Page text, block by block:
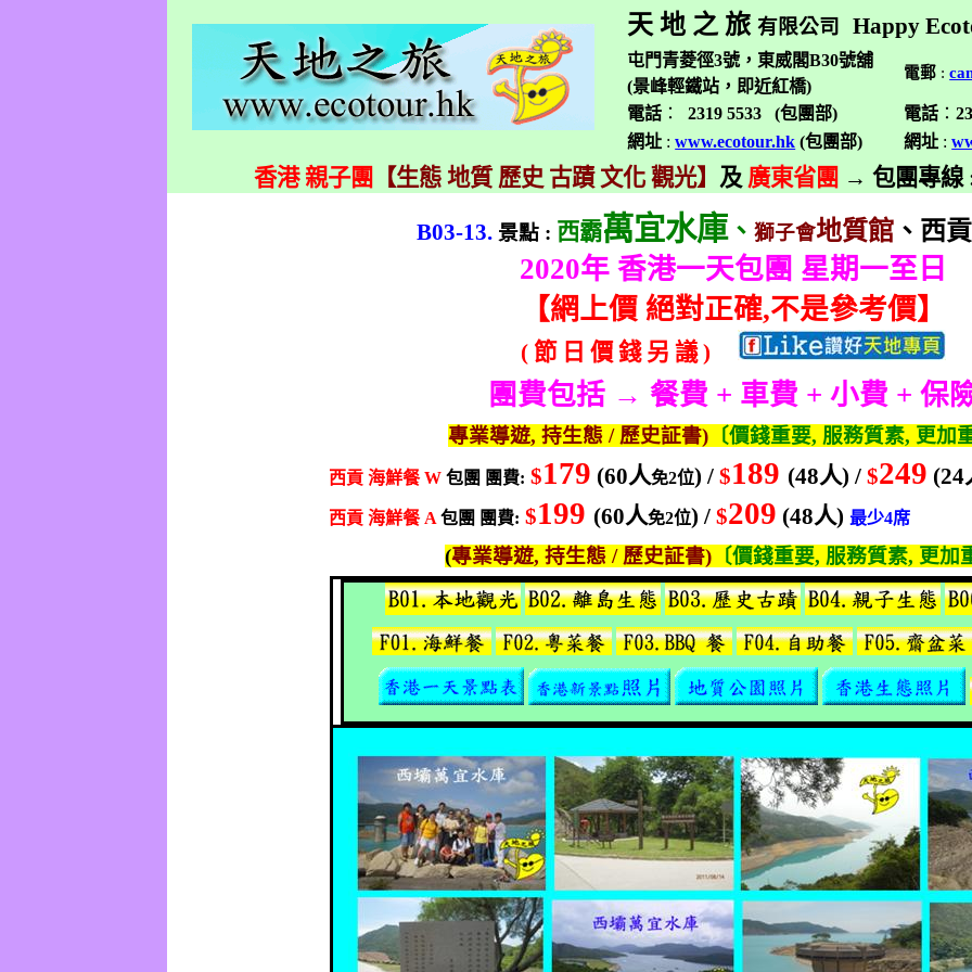
天 地 之 旅有限公司 Happy
屯門青菱徑3號，東威閣B30號舖
(景峰輕鐵站，即近紅橋)
電郵 :
電話 ： 2319 5533 (包團部) 電話 ：
網址 : www.ecotour.hk (包團部) 網址 :
香港 親子團 【生態 地質 歷史 古蹟 文化 觀光】 及 廣東省團 → 包團專線
B03-13. 景點 : 西霸萬宜水庫、 獅子會地質館、 西
2020年 香港一天包團 星期一至日
【網上價 絕對正確,不是參考價】
( 節 日 價 錢 另 議)
團費包括 → 餐費 + 車費 + 小費 + 保
專業導遊, 持生態 / 歷史証書)〔價錢重要, 服務質素, 更加
西貢 海鮮餐W包團 團費: $179 (60人免2位) /$189 (48人) /$249 (24
西貢 海鮮餐A包團 團費: $199 (60人免2位) /$209 (48人)最少4席
(專業導遊, 持生態 / 歷史証書)〔價錢重要, 服務質素, 更加